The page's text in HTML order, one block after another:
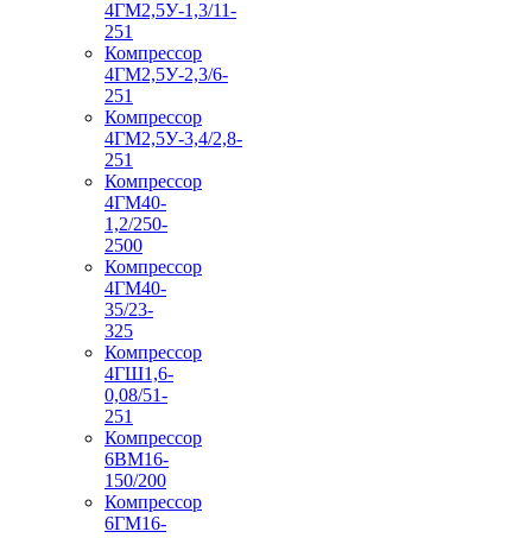
4ГМ2,5У-1,3/11-
251
Компрессор
4ГМ2,5У-2,3/6-
251
Компрессор
4ГМ2,5У-3,4/2,8-
251
Компрессор
4ГМ40-
1,2/250-
2500
Компрессор
4ГМ40-
35/23-
325
Компрессор
4ГШ1,6-
0,08/51-
251
Компрессор
6ВМ16-
150/200
Компрессор
6ГМ16-